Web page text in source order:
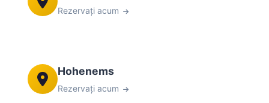
Rezervați acum
Hohenems
Rezervați acum